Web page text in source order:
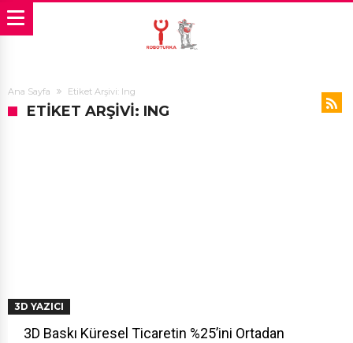
Ana Sayfa Etiket Arşivi: Ing
ETIKET ARŞIVI: ING
3D YAZICI
3D Baskı Küresel Ticaretin %25’ini Ortadan